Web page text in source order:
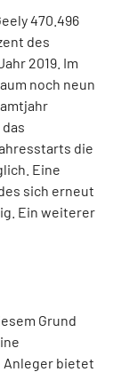
470.496
des
2019. Im
noch neun
die
Eine
sich erneut
Ein weiterer
Grund
bietet